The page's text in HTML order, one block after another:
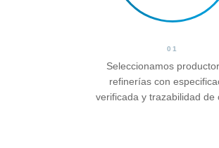
01
Seleccionamos
refinerías con
verificada y trazabilidad de